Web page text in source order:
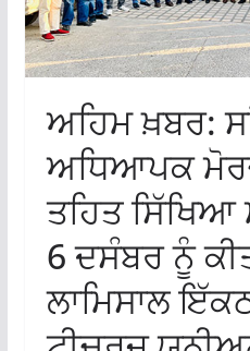
ਅਹਿਮ ਖ਼ਬਰ:
ਅਧਿਆਪਕ
ਤਹਿਤ ਸਿੱਖਿਆ
6 ਦਸੰਬਰ ਨੂੰ
ਲਾਮਿਸਾਲ